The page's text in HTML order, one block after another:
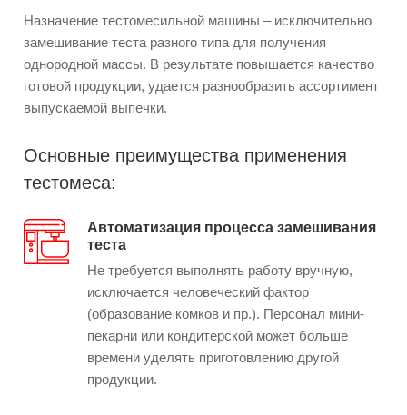
Назначение тестомесильной машины – исключительно
замешивание теста разного типа для получения
однородной массы. В результате повышается качество
готовой продукции, удается разнообразить ассортимент
выпускаемой выпечки.
Основные преимущества применения
тестомеса:
Автоматизация процесса замешивания
теста
Не требуется выполнять работу вручную,
исключается человеческий фактор
(образование комков и пр.). Персонал мини-
пекарни или кондитерской может больше
времени уделять приготовлению другой
продукции.